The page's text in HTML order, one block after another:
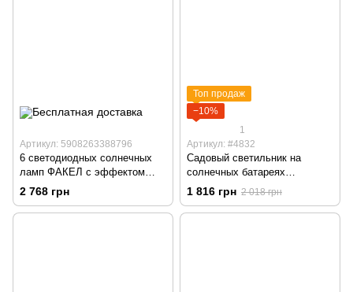
Артикул: 5908263388796
6 светодиодных солнечных
ламп ФАКЕЛ с эффектом
ОГОНЬ ПЛАМЯ
2 768 грн
Топ продаж
−10%
1
Артикул: #4832
Садовый светильник на
солнечных батареях
PrzydaSie 95 cм 2 шт
1 816 грн 2 018 грн